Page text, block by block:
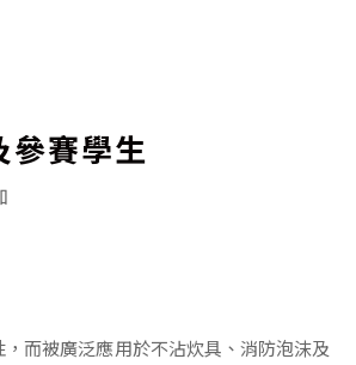
參賽學生
，而被廣泛應用於不沾炊具、消防泡沫及